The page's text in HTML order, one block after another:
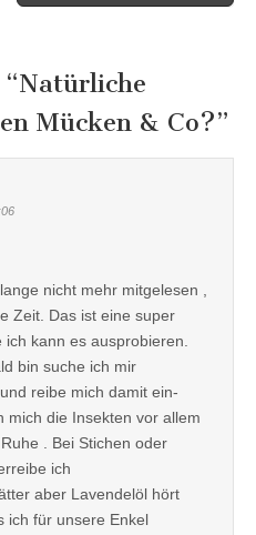
Natürliche
Mücken & Co?”
nicht mehr mitgelesen ,
Zeit. Das ist eine super
ich kann es ausprobieren.
bin suche ich mir
reibe mich damit ein-
mich die Insekten vor allem
. Bei Stichen oder
ich
aber Lavendelöl hört
ich für unsere Enkel